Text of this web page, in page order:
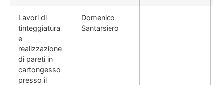
Lavori di
tinteggiatura
e
realizzazione
di pareti in
cartongesso
presso il
Domenico
Santarsiero